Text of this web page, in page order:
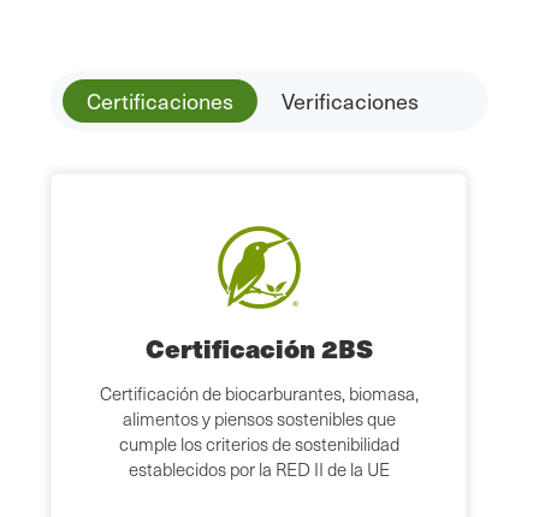
Certificaciones Verificaciones
Certificación 2BS
Certificación de biocarburantes, biomasa,
alimentos y piensos sostenibles que
cumple los criterios de sostenibilidad
establecidos por la RED II de la UE